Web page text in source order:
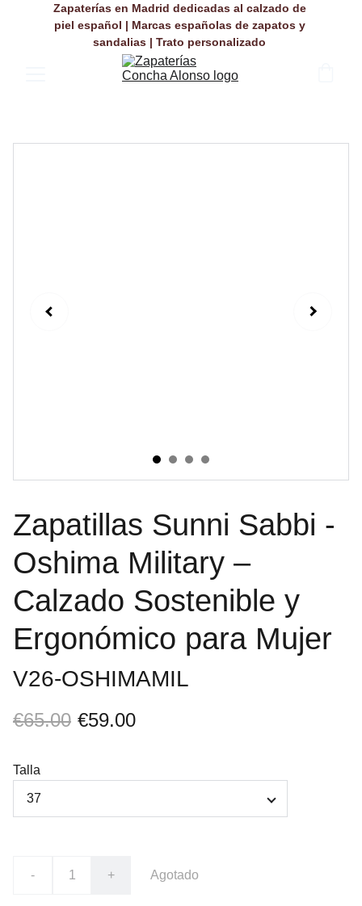
Zapaterías en Madrid dedicadas al calzado de
piel español | Marcas españolas de zapatos y
sandalias | Trato personalizado
Zapatillas Sunni Sabbi -
Oshima Military –
Calzado Sostenible y
Ergonómico para Mujer
V26-OSHIMAMIL
€65.00 €59.00
Talla
- + Agotado